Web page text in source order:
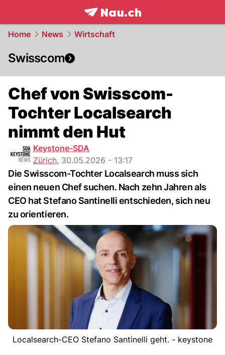
frontpage.NAU.ch
Home News Wirtschaft
Swisscom
Chef von Swisscom-
Tochter Localsearch
nimmt den Hut
Keystone-SDA
Zürich, 30.05.2026 - 13:17
Die Swisscom-Tochter Localsearch muss sich
einen neuen Chef suchen. Nach zehn Jahren als
CEO hat Stefano Santinelli entschieden, sich neu
zu orientieren.
Localsearch-CEO Stefano Santinelli geht. - keystone